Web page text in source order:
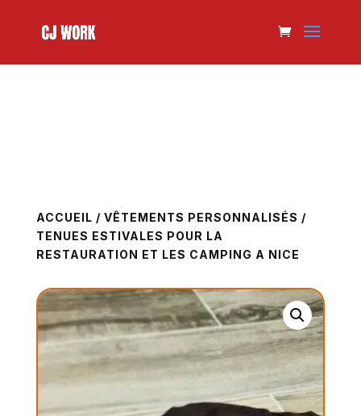
ACCUEIL / VÊTEMENTS PERSONNALISÉS /
TENUES ESTIVALES POUR LA
RESTAURATION ET LES CAMPING A NICE